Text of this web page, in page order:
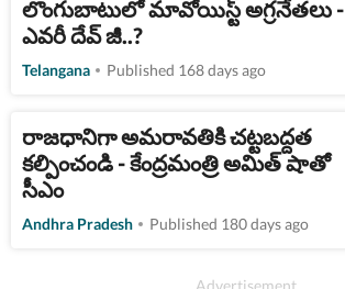
లొంగుబాటులో మావోయిస్ట్ అగ్రనేతలు -
ఎవరీ దేవ్ జీ..?
Telangana Published 168 days ago
రాజధానిగా అమరావతికి చట్టబద్దత
కల్పించండి - కేంద్రమంత్రి అమిత్ షాతో
సీఎం
Andhra Pradesh Published 180 days ago